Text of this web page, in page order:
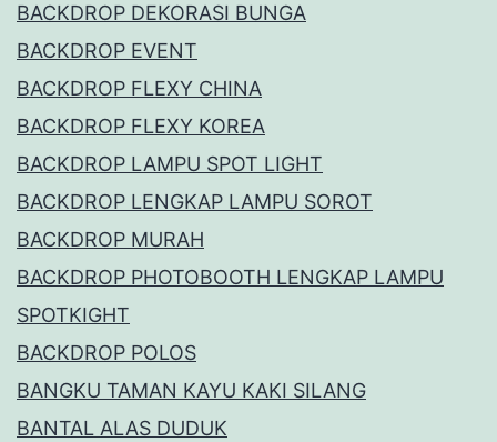
BACKDROP DEKORASI BUNGA
BACKDROP EVENT
BACKDROP FLEXY CHINA
BACKDROP FLEXY KOREA
BACKDROP LAMPU SPOT LIGHT
BACKDROP LENGKAP LAMPU SOROT
BACKDROP MURAH
BACKDROP PHOTOBOOTH LENGKAP LAMPU
SPOTKIGHT
BACKDROP POLOS
BANGKU TAMAN KAYU KAKI SILANG
BANTAL ALAS DUDUK